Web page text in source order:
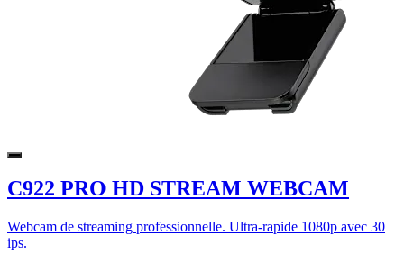
C922 PRO HD STREAM WEBCAM
Webcam de streaming professionnelle. Ultra-rapide 1080p avec 30
ips.